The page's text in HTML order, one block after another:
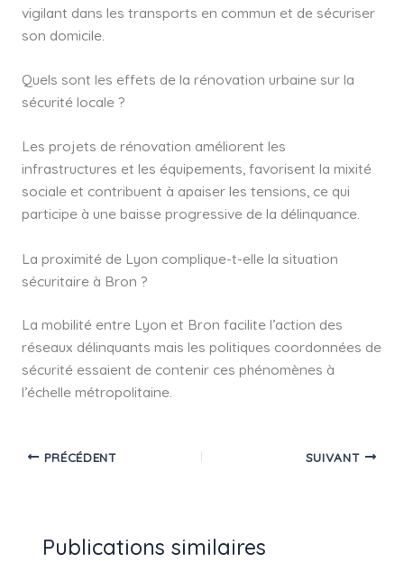
vigilant dans les transports en commun et de sécuriser
son domicile.
Quels sont les effets de la rénovation urbaine sur la
sécurité locale ?
Les projets de rénovation améliorent les
infrastructures et les équipements, favorisent la mixité
sociale et contribuent à apaiser les tensions, ce qui
participe à une baisse progressive de la délinquance.
La proximité de Lyon complique-t-elle la situation
sécuritaire à Bron ?
La mobilité entre Lyon et Bron facilite l’action des
réseaux délinquants mais les politiques coordonnées de
sécurité essaient de contenir ces phénomènes à
l’échelle métropolitaine.
PRÉCÉDENT SUIVANT
Publications similaires